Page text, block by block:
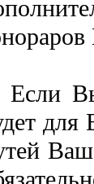
Если
для